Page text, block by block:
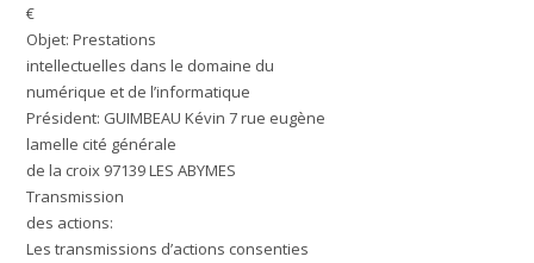
€
Objet: Prestations
intellectuelles dans le domaine du
numérique et de l’informatique
Président: GUIMBEAU Kévin 7 rue eugène
lamelle cité générale
de la croix 97139 LES ABYMES
Transmission
des actions:
Les transmissions d’actions consenties